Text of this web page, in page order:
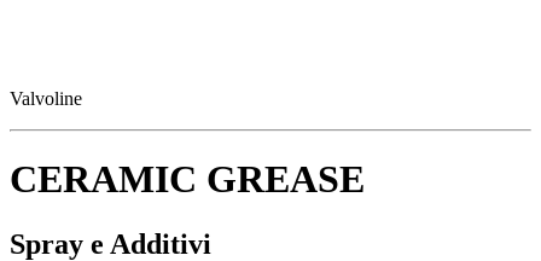
Valvoline
CERAMIC GREASE
Spray e Additivi